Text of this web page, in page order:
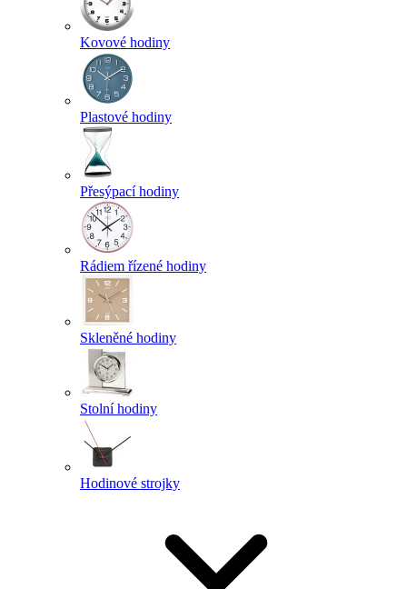
Kovové hodiny
Plastové hodiny
Přesýpací hodiny
Rádiem řízené hodiny
Skleněné hodiny
Stolní hodiny
Hodinové strojky